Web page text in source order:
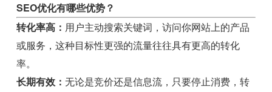
SEO优化有哪些优势？
转化率高： 用户主动搜索关键词，访问你网站上的产品
或服务，这种目标性更强的流量往往具有更高的转化
率。
长期有效：无论是竞价还是信息流，只要停止消费，转